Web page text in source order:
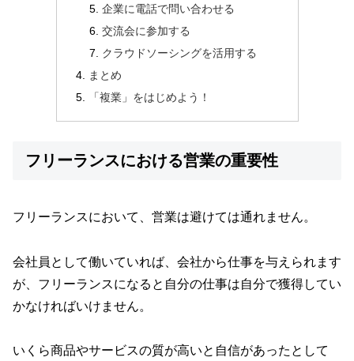
企業に電話で問い合わせる
交流会に参加する
クラウドソーシングを活用する
まとめ
「複業」をはじめよう！
フリーランスにおける営業の重要性
フリーランスにおいて、営業は避けては通れません。
会社員として働いていれば、会社から仕事を与えられます
が、フリーランスになると自分の仕事は自分で獲得してい
かなければいけません。
いくら商品やサービスの質が高いと自信があったとして